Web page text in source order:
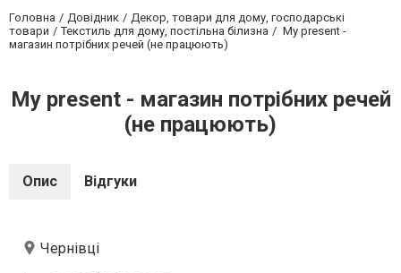
Головна Довідник
Декор, товари для дому, господарські
товари
Текстиль для дому, постільна білизна
My present -
магазин потрібних речей (не працюють)
My present - магазин потрібних речей
(не працюють)
Опис Відгуки
Чернівці